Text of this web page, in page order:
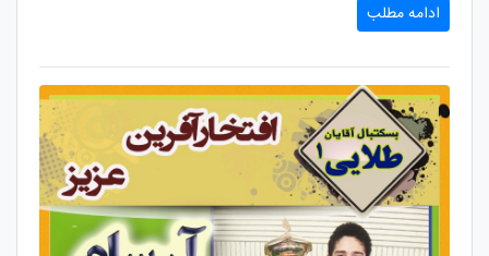
ادامه مطلب